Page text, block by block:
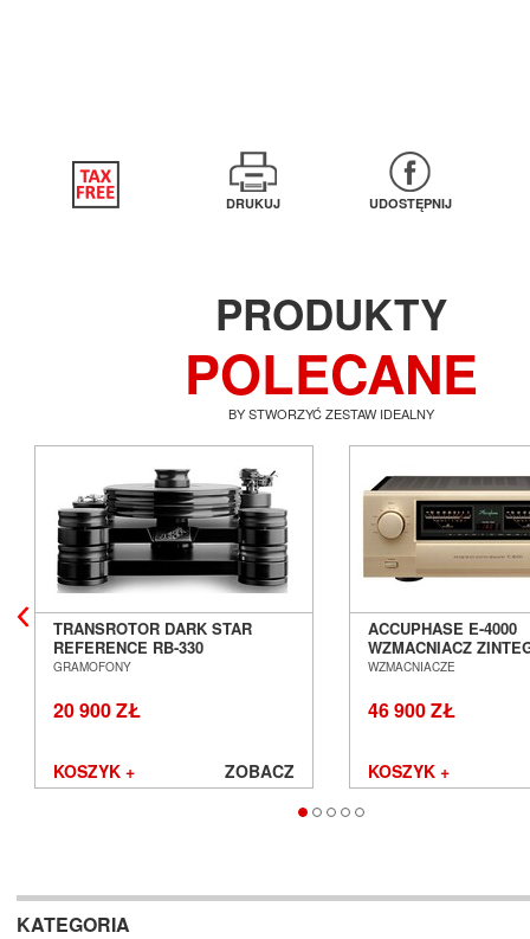
DRUKUJ UDOSTĘPNIJ
PRODUKTY
POLECANE
BY STWORZYĆ ZESTAW IDEALNY
TRANSROTOR DARK STAR
REFERENCE RB-330
GRAMOFON ANALOGOWY
GRAMOFONY
20 900 ZŁ
KOSZYK + ZOBACZ
ACCUPHASE E-4000
WZMACNIACZ
SALON POZNAŃ
WZMACNIACZE
46 900 ZŁ
KOSZYK +
KATEGORIA